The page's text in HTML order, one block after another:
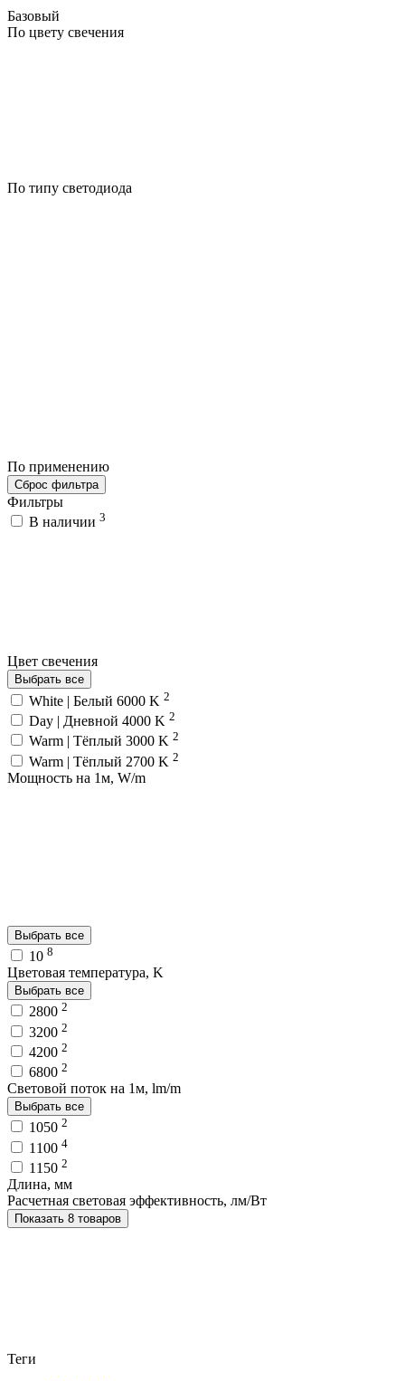
Базовый
По цвету свечения
По типу светодиода
По применению
Сброс фильтра
Фильтры
В наличии 3
Цвет свечения
Выбрать все
White | Белый 6000 K 2
Day | Дневной 4000 K 2
Warm | Тёплый 3000 K 2
Warm | Тёплый 2700 K 2
Мощность на 1м, W/m
Выбрать все
10 8
Цветовая температура, K
Выбрать все
2800 2
3200 2
4200 2
6800 2
Световой поток на 1м, lm/m
Выбрать все
1050 2
1100 4
1150 2
Длина, мм
Расчетная световая эффективность, лм/Вт
Показать 8 товаров
Теги